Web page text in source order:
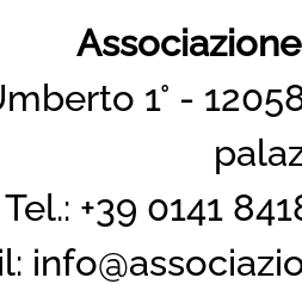
1° -
Tel.: +39 0141